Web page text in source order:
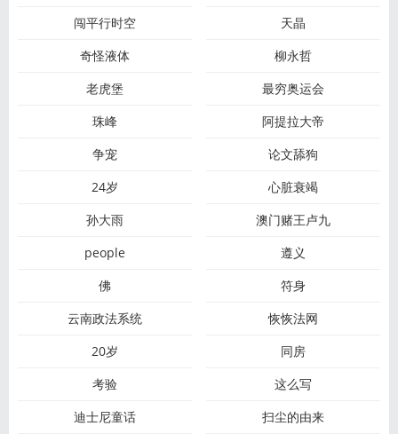
闯平行时空
天晶
奇怪液体
柳永哲
老虎堡
最穷奥运会
珠峰
阿提拉大帝
争宠
论文舔狗
24岁
心脏衰竭
孙大雨
澳门赌王卢九
people
遵义
佛
符身
云南政法系统
恢恢法网
20岁
同房
考验
这么写
迪士尼童话
扫尘的由来